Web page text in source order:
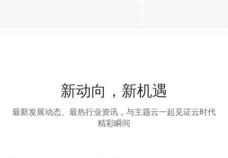
新动向，新机遇
最新发展动态、最热行业资讯，与主题云一起见证云时代
精彩瞬间